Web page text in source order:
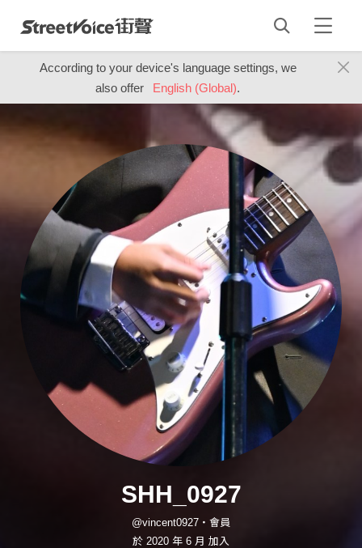
According to your device's language settings, we
also offer
English (Global).
SHH_0927
@vincent0927・會員
於 2020 年 6 月 加入